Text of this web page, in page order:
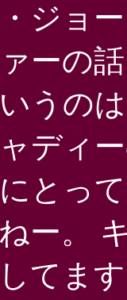
ジョ
ーの
うの
ディ
とっ
ー。
てま